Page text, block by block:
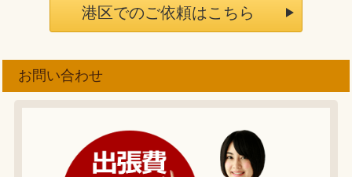
港区でのご依頼はこちら
お問い合わせ